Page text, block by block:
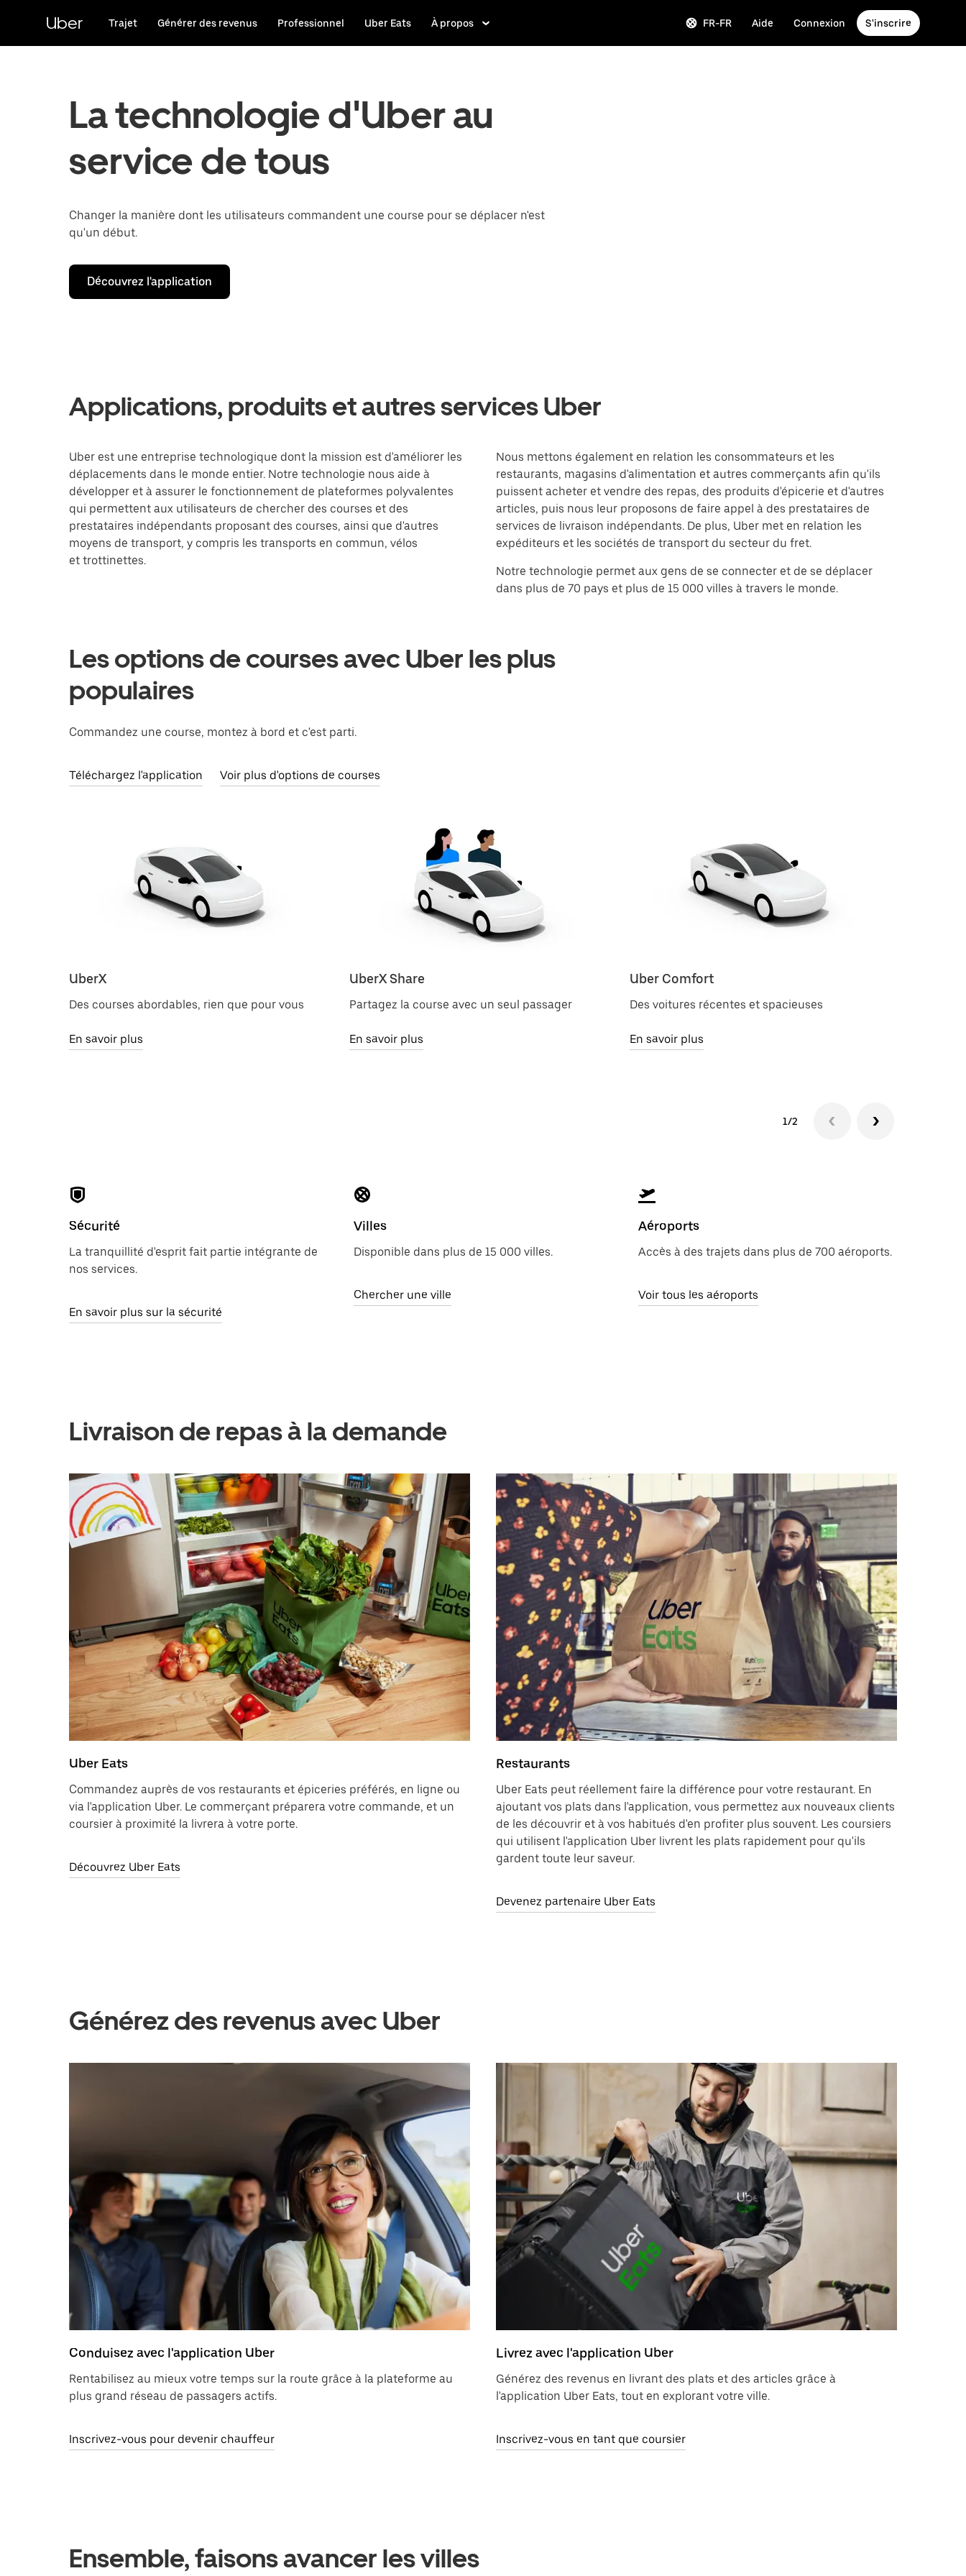
principal
Uber Trajet Générer des revenus Professionnel Uber Eats À propos FR-FR Aide Connexion S'inscrire
La technologie d'Uber au
service de tous
Changer la manière dont les utilisateurs commandent une course pour se déplacer n'est
qu'un début.
Découvrez l'application
Applications, produits et autres services Uber
Uber est une entreprise technologique dont la mission est d'améliorer les
déplacements dans le monde entier. Notre technologie nous aide à
développer et à assurer le fonctionnement de plateformes polyvalentes
qui permettent aux utilisateurs de chercher des courses et des
prestataires indépendants proposant des courses, ainsi que d'autres
moyens de transport, y compris les transports en commun, vélos
et trottinettes.
Nous mettons également en relation les consommateurs et les
restaurants, magasins d'alimentation et autres commerçants afin qu'ils
puissent acheter et vendre des repas, des produits d'épicerie et d'autres
articles, puis nous leur proposons de faire appel à des prestataires de
services de livraison indépendants. De plus, Uber met en relation les
expéditeurs et les sociétés de transport du secteur du fret.
Notre technologie permet aux gens de se connecter et de se déplacer
dans plus de 70 pays et plus de 15 000 villes à travers le monde.
Les options de courses avec Uber les plus
populaires
Commandez une course, montez à bord et c'est parti.
Téléchargez l'application Voir plus d'options de courses
UberX
Des courses abordables, rien que pour vous
En savoir plus
UberX Share
Partagez la course avec un seul passager
En savoir plus
Uber Comfort
Des voitures récentes et spacieuses
En savoir plus
1/2
Sécurité
La tranquillité d'esprit fait partie intégrante de
nos services.
En savoir plus sur la sécurité
Villes
Disponible dans plus de 15 000 villes.
Chercher une ville
Aéroports
Accès à des trajets dans plus de 700 aéroports.
Voir tous les aéroports
Livraison de repas à la demande
Uber Eats
Commandez auprès de vos restaurants et épiceries préférés, en ligne ou
via l'application Uber. Le commerçant préparera votre commande, et un
coursier à proximité la livrera à votre porte.
Découvrez Uber Eats
Restaurants
Uber Eats peut réellement faire la différence pour votre restaurant. En
ajoutant vos plats dans l'application, vous permettez aux nouveaux clients
de les découvrir et à vos habitués d'en profiter plus souvent. Les coursiers
qui utilisent l'application Uber livrent les plats rapidement pour qu'ils
gardent toute leur saveur.
Devenez partenaire Uber Eats
Générez des revenus avec Uber
Conduisez avec l'application Uber
Rentabilisez au mieux votre temps sur la route grâce à la plateforme au
plus grand réseau de passagers actifs.
Inscrivez-vous pour devenir chauffeur
Livrez avec l'application Uber
Générez des revenus en livrant des plats et des articles grâce à
l'application Uber Eats, tout en explorant votre ville.
Inscrivez-vous en tant que coursier
Ensemble, faisons avancer les villes